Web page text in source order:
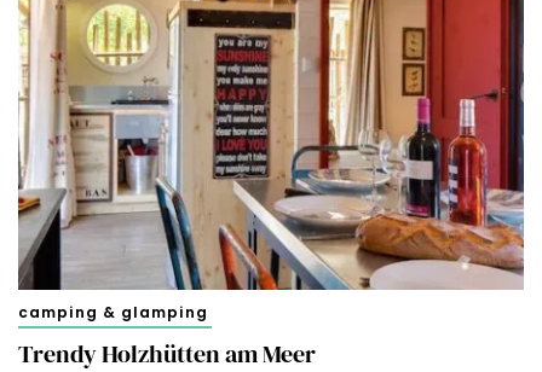
camping & glamping
Trendy Holzhütten am Meer